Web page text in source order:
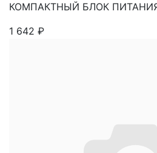
КОМПАКТНЫЙ БЛОК ПИТАНИЯ
1 642 ₽